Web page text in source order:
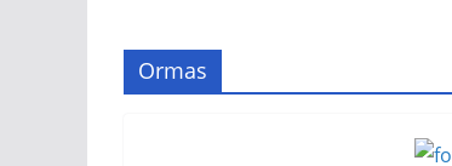
Ormas